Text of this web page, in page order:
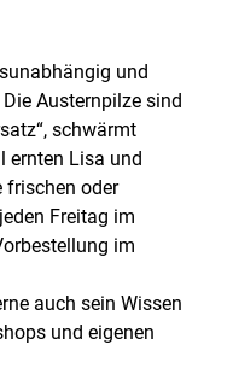
und
Austernpilze sind
schwärmt
ernten Lisa und
frischen oder
Freitag im
im
auch sein Wissen
und eigenen